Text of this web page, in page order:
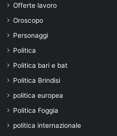
Offerte lavoro
Oroscopo
Personaggi
Politica
Politica bari e bat
Politica Brindisi
politica europea
Politica Foggia
politica internazionale